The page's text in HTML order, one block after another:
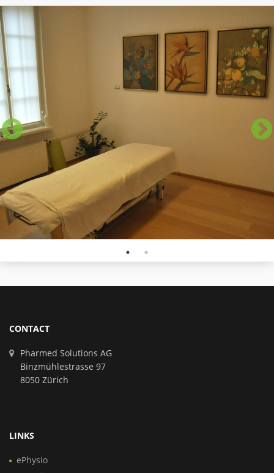
CONTACT
Pharmed Solutions AG
Binzmühlestrasse 97
8050 Zürich
LINKS
ePhysio